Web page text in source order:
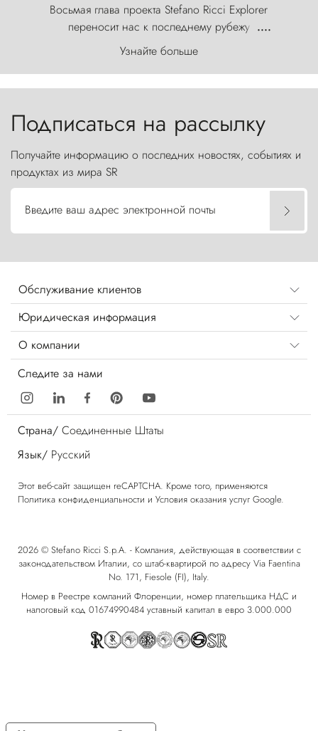
Восьмая глава проекта Stefano Ricci Explorer
переносит нас к последнему рубежу
первозданного мира, где ветер с
первобытной яростью ваяет ландшафт, а пики
Торрес-дель-Пайне, словно каменные стражи,
....
Узнайте больше
Подписаться на рассылку
Получайте информацию о последних новостях, событиях и
продуктах из мира SR
Введите ваш адрес электронной почты
Обслуживание клиентов
Юридическая информация
О компании
Следите за нами
Страна/ Соединенные Штаты
Язык/ Русский
Этот веб-сайт защищен reCAPTCHA. Кроме того, применяются
Политика конфиденциальности и Условия оказания услуг Google.
2026 © Stefano Ricci S.p.A. - Компания, действующая в соответствии с
законодательством Италии, со штаб-квартирой по адресу Via Faentina
No. 171, Fiesole (FI), Italy.
Номер в Реестре компаний Флоренции, номер плательщика НДС и
налоговый код 01674990484 уставный капитал в евро 3.000.000